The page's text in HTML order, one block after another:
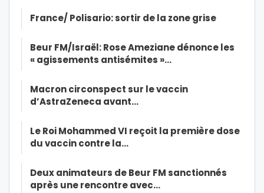
France/ Polisario: sortir de la zone grise
Beur FM/Israël: Rose Ameziane dénonce les
« agissements antisémites »…
Macron circonspect sur le vaccin
d’AstraZeneca avant…
Le Roi Mohammed VI reçoit la première dose
du vaccin contre la…
Deux animateurs de Beur FM sanctionnés
après une rencontre avec…